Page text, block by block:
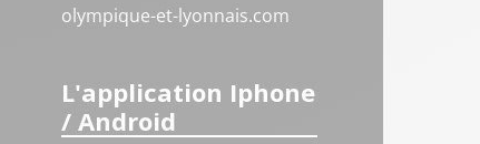
olympique-et-lyonnais.com
L'application Iphone
/ Android